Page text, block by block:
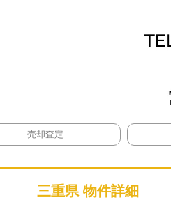
売却査定
三重県 物件詳細